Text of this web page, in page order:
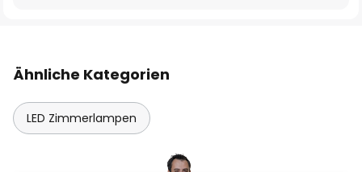
Ähnliche Kategorien
LED Zimmerlampen